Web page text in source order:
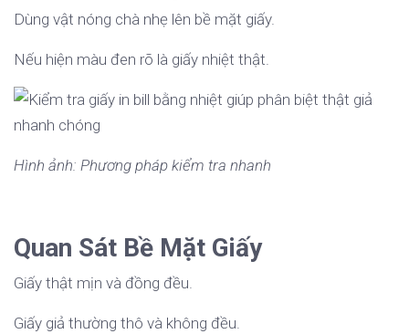
Dùng vật nóng chà nhẹ lên bề mặt giấy.
Nếu hiện màu đen rõ là giấy nhiệt thật.
Hình ảnh: Phương pháp kiểm tra nhanh
Quan Sát Bề Mặt Giấy
Giấy thật mịn và đồng đều.
Giấy giả thường thô và không đều.